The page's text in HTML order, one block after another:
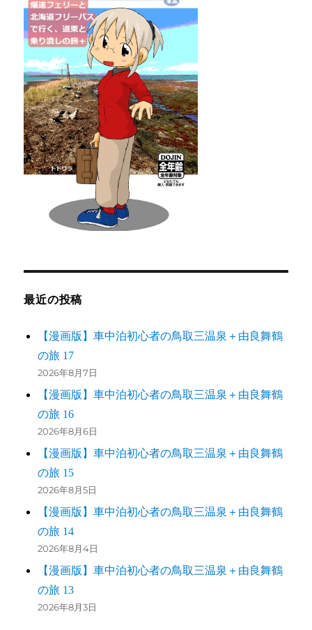
最近の投稿
【漫画版】車中泊初心者の鳥取三温泉＋由良舞鶴
の旅 17
2026年8月7日
【漫画版】車中泊初心者の鳥取三温泉＋由良舞鶴
の旅 16
2026年8月6日
【漫画版】車中泊初心者の鳥取三温泉＋由良舞鶴
の旅 15
2026年8月5日
【漫画版】車中泊初心者の鳥取三温泉＋由良舞鶴
の旅 14
2026年8月4日
【漫画版】車中泊初心者の鳥取三温泉＋由良舞鶴
の旅 13
2026年8月3日